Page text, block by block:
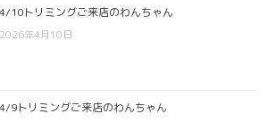
4/10トリミングご来店のわんちゃん
2026年4月10日
4/9トリミングご来店のわんちゃん